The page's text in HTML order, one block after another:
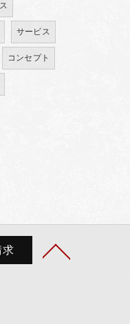
サービス
コンセプト
求